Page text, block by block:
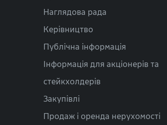
Наглядова рада
Керівництво
Публічна інформація
Інформація для акціонерів та
стейкхолдерів
Закупівлі
Продаж і оренда нерухомості